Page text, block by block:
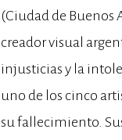
(Ciudad de Buenos
creador visual
injusticias y la
uno de los cinco
su fallecimiento.